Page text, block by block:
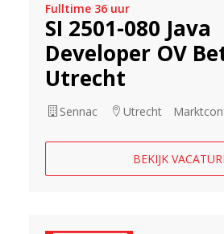
Fulltime 36 uur
SI 2501-080 Java
Developer OV
Utrecht
Sennac Utrecht
BEKIJK